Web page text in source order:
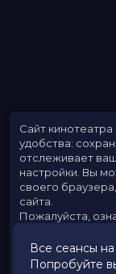
Все сеансы
Попробуйте
Сайт
удобства:
отслеживает
настройки. Вы
своего
сайта.
Пожалуйста,